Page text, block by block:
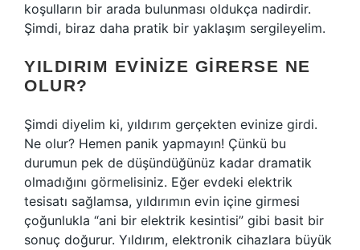
koşulların bir arada bulunması oldukça nadirdir.
Şimdi, biraz daha pratik bir yaklaşım sergileyelim.
YILDIRIM EVINIZE GIRERSE NE
OLUR?
Şimdi diyelim ki, yıldırım gerçekten evinize girdi.
Ne olur? Hemen panik yapmayın! Çünkü bu
durumun pek de düşündüğünüz kadar dramatik
olmadığını görmelisiniz. Eğer evdeki elektrik
tesisatı sağlamsa, yıldırımın evin içine girmesi
çoğunlukla “ani bir elektrik kesintisi” gibi basit bir
sonuç doğurur. Yıldırım, elektronik cihazlara büyük